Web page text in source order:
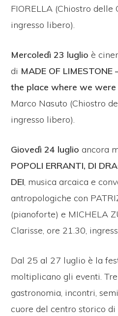
FIORELLA (Chiostro delle
ingresso libero).
Mercoledì 23 luglio è
di MADE OF
the place where we were
Marco Nasuto (Chiostro
ingresso libero).
Giovedì 24 luglio ancora
POPOLI ERRANTI, DI
DEI, musica arcaica e
antropologiche con
(pianoforte) e MICHELA
Clarisse, ore 21.30,
Dal 25 al 27 luglio è la
moltiplicano gli eventi.
gastronomia, incontri,
cuore del centro storico di